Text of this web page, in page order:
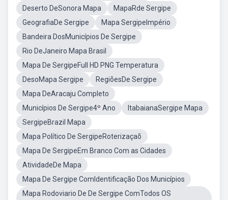
Deserto DeSonora Mapa
MapaRde Sergipe
GeografiaDe Sergipe
Mapa SergipeImpério
Bandeira DosMunicípios De Sergipe
Rio DeJaneiro Mapa Brasil
Mapa De SergipeFull HD PNG Temperatura
DesoMapa Sergipe
RegiõesDe Sergipe
Mapa DeAracaju Completo
Municípios De Sergipe4º Ano
ItabaianaSergipe Mapa
SergipeBrazil Mapa
Mapa Político De SergipeRoterizaçaõ
Mapa De SergipeEm Branco Com as Cidades
AtividadeDe Mapa
Mapa De Sergipe ComIdentificação Dos Municípios
Mapa Rodoviario De De Sergipe ComTodos OS